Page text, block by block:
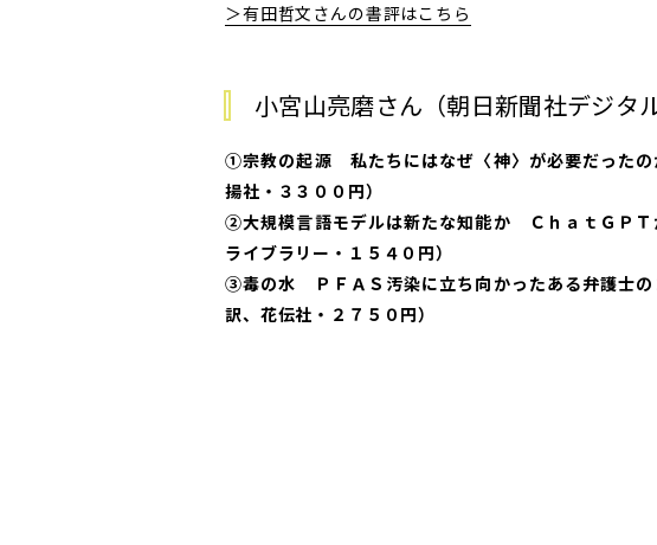
＞有田哲文さんの書評はこちら
小宮山亮磨さん（朝日新聞社デジタ
①宗教の起源 私たちにはなぜ〈神〉が必要だったの
揚社・３３００円）
②大規模言語モデルは新たな知能か ＣｈａｔＧＰＴ
ライブラリー・１５４０円）
③毒の水 ＰＦＡＳ汚染に立ち向かったある弁護士の
訳、花伝社・２７５０円）